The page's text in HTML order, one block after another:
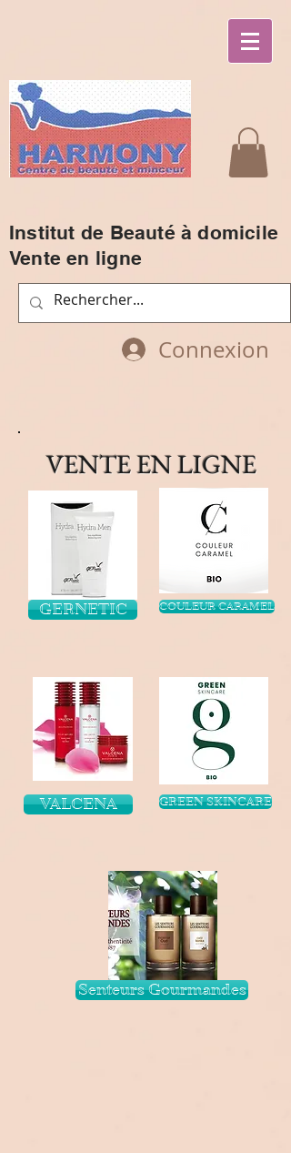
Institut de Beauté à domicile
Vente en ligne
Connexion
VENTE EN LIGNE
GERNETIC COULEUR CARAMEL
VALCENA GREEN SKINCARE
Senteurs Gourmandes